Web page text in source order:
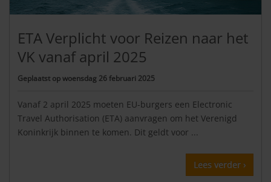
ETA Verplicht voor Reizen naar het
VK vanaf april 2025
Geplaatst opwoensdag 26 februari 2025
Vanaf 2 april 2025 moeten EU-burgers een Electronic
Travel Authorisation (ETA) aanvragen om het Verenigd
Koninkrijk binnen te komen. Dit geldt voor ...
Lees verder ›